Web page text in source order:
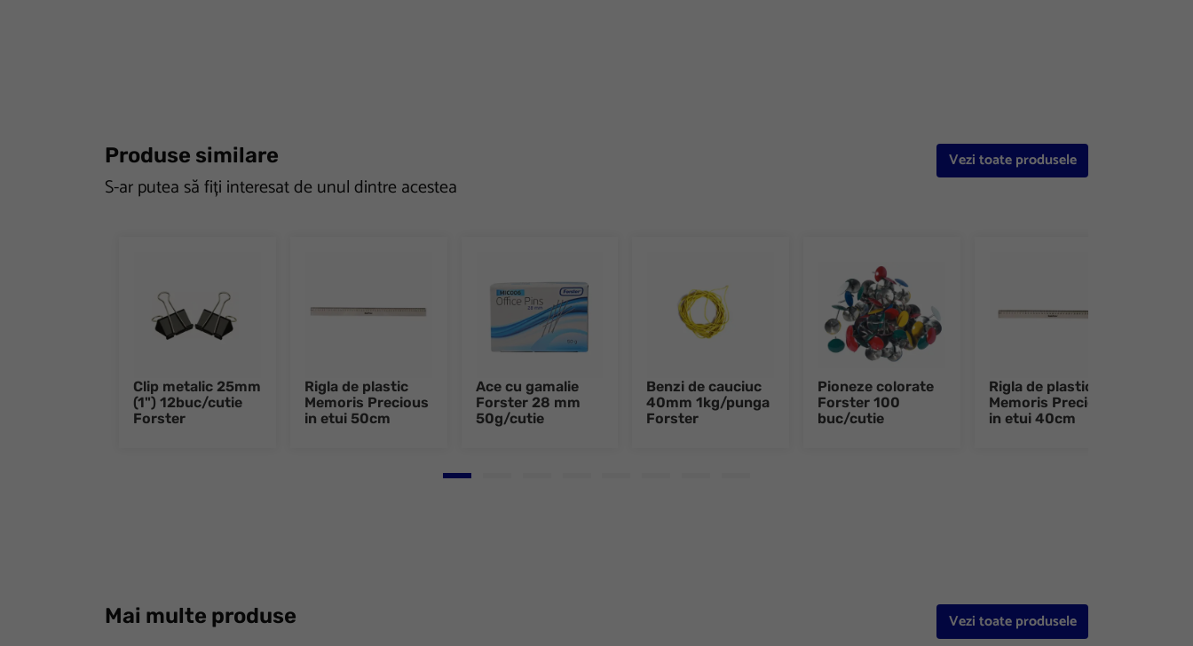
Produse similare
S-ar putea să fiți interesat de unul dintre acestea
Vezi toate produsele
Clip metalic 25mm
(1") 12buc/cutie
Forster
Rigla de plastic
Memoris Precious
in etui 50cm
Ace cu gamalie
Forster 28 mm
50g/cutie
Benzi de cauciuc
40mm 1kg/punga
Forster
Pioneze colorate
Forster 100
buc/cutie
Rigla de plastic
Memoris Precious
in etui 40cm
Go to slide 1
Mai multe produse Vezi toate produsele